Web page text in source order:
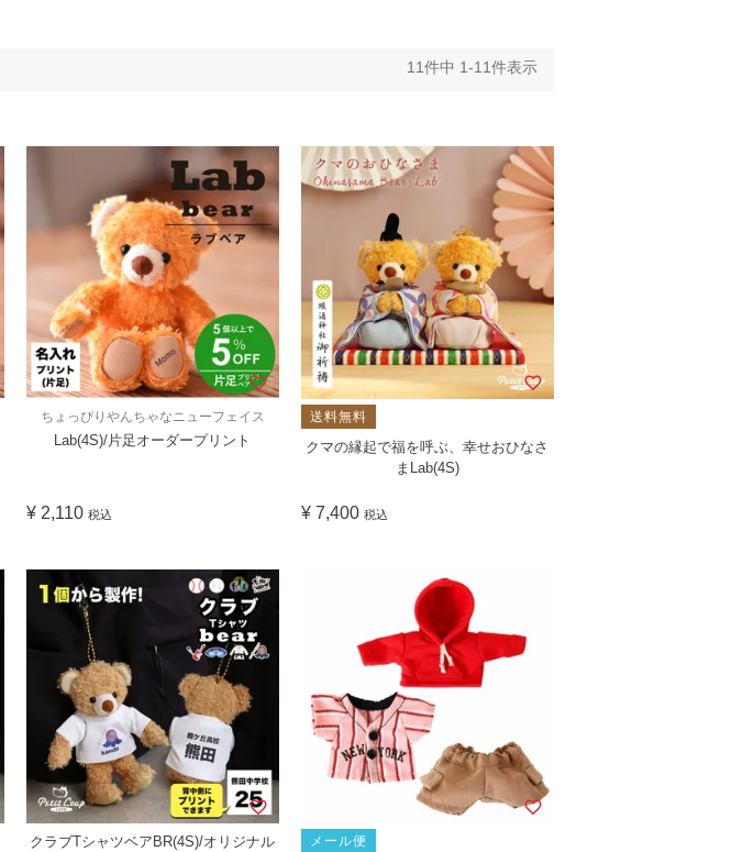
11件中 1-11件表示
ちょっぴりやんちゃなニューフェイス
Lab(4S)/片足オーダープリント
¥ 2,110 税込
送料無料
クマの縁起で福を呼ぶ、幸せおひなさ
まLab(4S)
¥ 7,400 税込
クラブTシャツベアBR(4S)/オリジナル
メール便